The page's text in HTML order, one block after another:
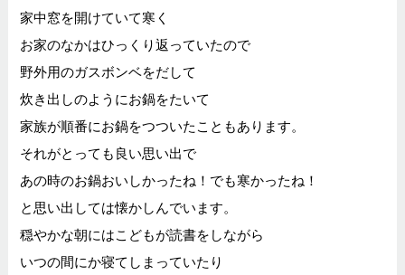
家中窓を開けていて寒く
お家のなかはひっくり返っていたので
野外用のガスボンベをだして
炊き出しのようにお鍋をたいて
家族が順番にお鍋をつついたこともあります。
それがとっても良い思い出で
あの時のお鍋おいしかったね！でも寒かったね！
と思い出しては懐かしんでいます。
穏やかな朝にはこどもが読書をしながら
いつの間にか寝てしまっていたり